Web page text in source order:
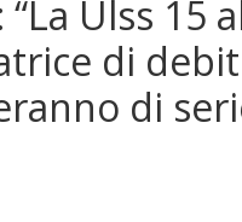
Ulss 15
di
di